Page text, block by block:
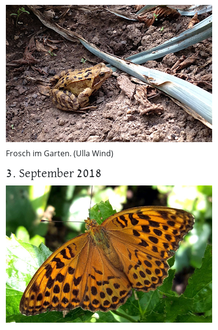
Frosch im Garten. (Ulla Wind)
3. September 2018